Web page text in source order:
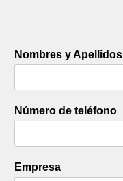
Nombres y Apellidos
i
r
Número de teléfono
Empresa